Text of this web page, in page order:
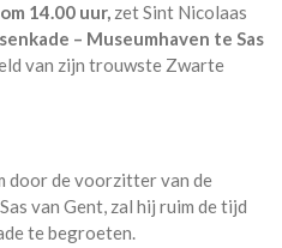
14.00 uur, zet Sint Nicolaas
– Museumhaven te Sas
van zijn trouwste Zwarte
door de voorzitter van de
van Gent, zal hij ruim de tijd
te begroeten.